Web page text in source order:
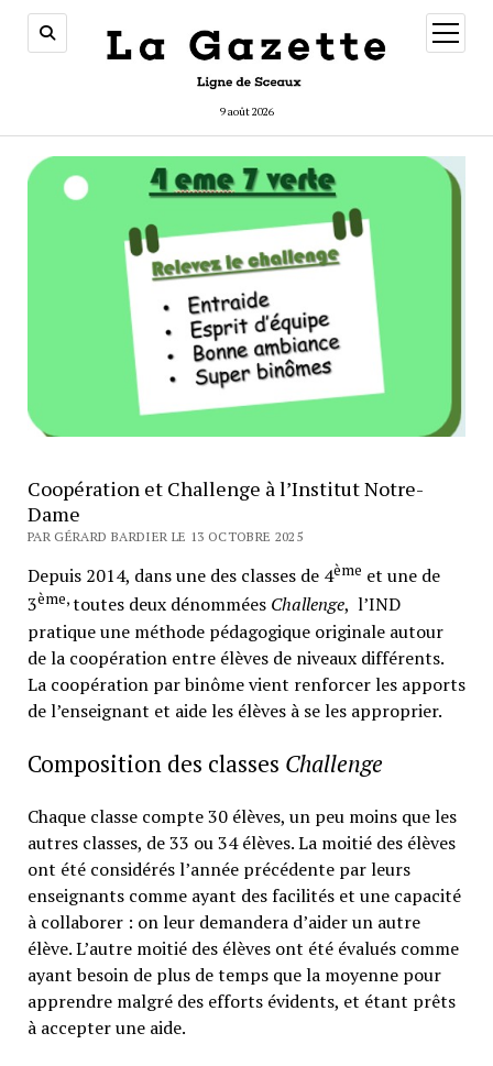
9 août 2026
ouvrir
menu
Coopération et Challenge à l’Institut Notre-
Dame
PAR GÉRARD BARDIER LE 13 OCTOBRE 2025
Depuis 2014, dans une des classes de 4ème et une de
3ème,toutes deux dénommées Challenge, l’IND
pratique une méthode pédagogique originale autour
de la coopération entre élèves de niveaux différents.
La coopération par binôme vient renforcer les apports
de l’enseignant et aide les élèves à se les approprier.
Composition des classes Challenge
Chaque classe compte 30 élèves, un peu moins que les
autres classes, de 33 ou 34 élèves. La moitié des élèves
ont été considérés l’année précédente par leurs
enseignants comme ayant des facilités et une capacité
à collaborer : on leur demandera d’aider un autre
élève. L’autre moitié des élèves ont été évalués comme
ayant besoin de plus de temps que la moyenne pour
apprendre malgré des efforts évidents, et étant prêts
à accepter une aide.